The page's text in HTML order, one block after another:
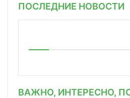
ПОСЛЕДНИЕ НОВОСТИ
ВАЖНО, ИНТЕРЕСНО,